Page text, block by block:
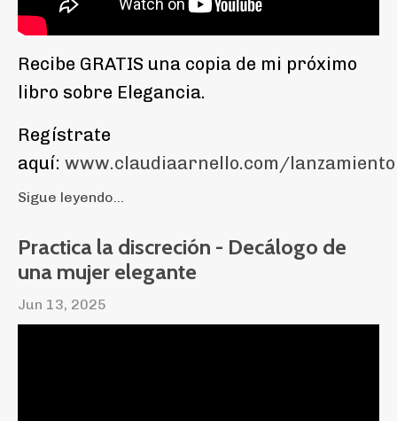
Recibe GRATIS una copia de mi próximo
libro sobre Elegancia.
Regístrate
aquí: www.claudiaarnello.com/lanzamiento
Sigue leyendo...
Practica la discreción - Decálogo de
una mujer elegante
Jun 13, 2025